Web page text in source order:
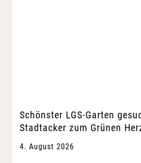
Schönster LGS-Garten
Stadtacker zum Grünen
4. August 2026